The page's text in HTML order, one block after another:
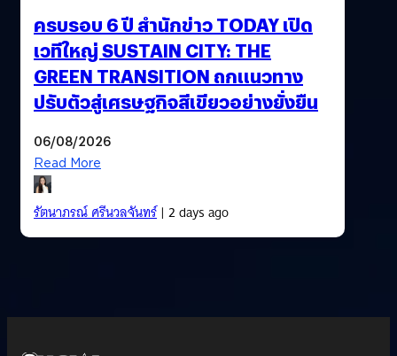
ครบรอบ 6 ปี สำนักข่าว TODAY เปิด
เวทีใหญ่ SUSTAIN CITY: THE
GREEN TRANSITION ถกแนวทาง
ปรับตัวสู่เศรษฐกิจสีเขียวอย่างยั่งยืน
06/08/2026
Read More
รัตนาภรณ์ ศรีนวลจันทร์| 2 days ago